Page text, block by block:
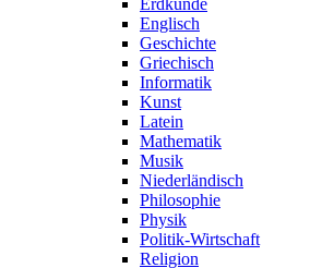
Erdkunde
Englisch
Geschichte
Griechisch
Informatik
Kunst
Latein
Mathematik
Musik
Niederländisch
Philosophie
Physik
Politik-Wirtschaft
Religion